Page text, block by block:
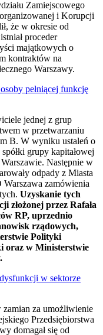
Zamiejscowego
i Korupcji
że w okresie od
proceder
majątkowych o
kontraktów na
Warszawy.
pełniącej funkcję
jednej z grup
w przetwarzaniu
B. W wyniku ustaleń o
grupy kapitałowej
Następnie w
odpady z Miasta
Warszawa zamówienia
Uzyskanie tych
złożonej przez Rafała
RP, uprzednio
rządowych,
Polityki
oraz w Ministerstwie
w sektorze
zamian za umożliwienie
Przedsiębiorstwa
domagał się od